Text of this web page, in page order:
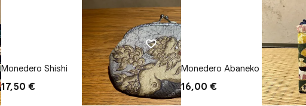
Monedero Shishi
17,50 €
Monedero Abaneko
16,00 €